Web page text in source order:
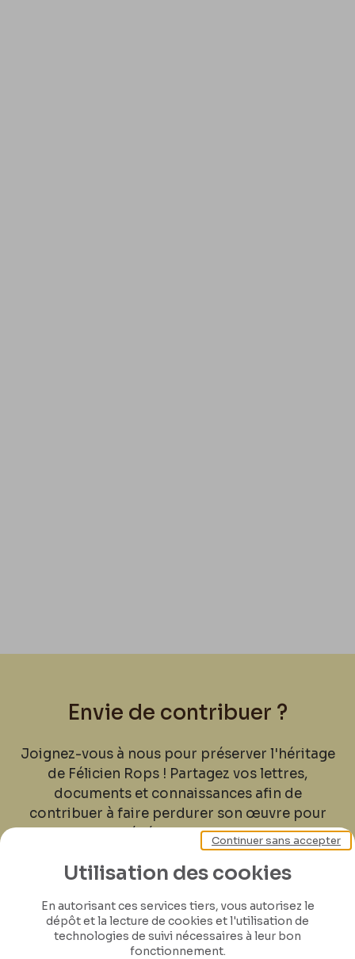
Envie de contribuer ?
Joignez-vous à nous pour préserver l'héritage
de Félicien Rops ! Partagez vos lettres,
documents et connaissances afin de
contribuer à faire perdurer son œuvre pour
les générations futures.
Je contribue
Utilisation des cookies
En autorisant ces services tiers, vous autorisez le
dépôt et la lecture de cookies et l'utilisation de
technologies de suivi nécessaires à leur bon
fonctionnement.
Continuer sans accepter